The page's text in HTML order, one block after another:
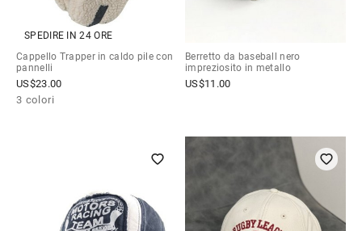
SPEDIRE IN 24 ORE
Cappello Trapper in caldo pile con
pannelli
US$23.00
3 colori
Berretto da baseball nero
impreziosito in metallo
US$11.00